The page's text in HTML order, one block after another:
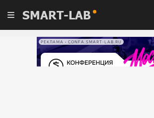
SMART-LAB
РЕКЛАМА • CONFA.SMART-LAB.RU